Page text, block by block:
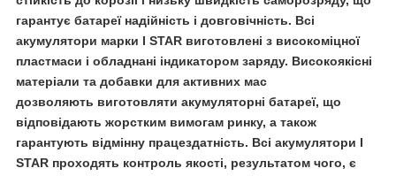
гарантує батареї надійність і довговічність. Всі
акумулятори марки I STAR виготовлені з високоміцної
пластмаси і обладнані індикатором заряду. Високоякісні
матеріали та добавки для активних мас
дозволяють виготовляти акумуляторні батареї, що
відповідають жорстким вимогам ринку, а також
гарантують відмінну працездатність. Всі акумулятори I
STAR проходять контроль якості, результатом чого, є